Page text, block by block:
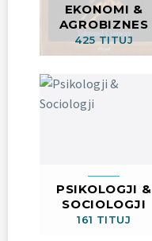
EKONOMI &
AGROBIZNES
425 TITUJ
PSIKOLOGJI &
SOCIOLOGJI
161 TITUJ